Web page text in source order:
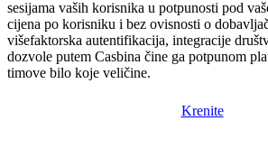
sesijama vaših korisnika u potpunosti pod
cijena po korisniku i bez ovisnosti o
višefaktorska autentifikacija, integracije
dozvole putem Casbina čine ga potpunom
timove bilo koje veličine.
Krenite